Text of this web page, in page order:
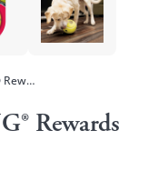
Jouet pour chiens KONG® Rewards Tennis
Rewards